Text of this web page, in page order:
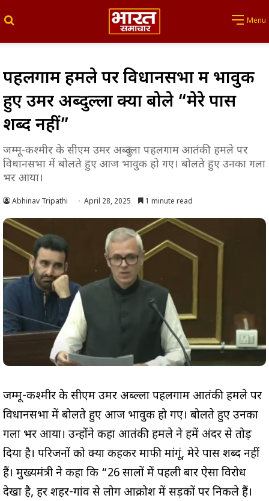
Menu
पहलगाम हमले पर विधानसभा में भावुक
हुए उमर अब्दुल्ला क्यों बोले “मेरे पास
शब्द नहीं”
जम्मू-कश्मीर के सीएम उमर अब्दुल्ला पहलगाम आतंकी हमले पर
विधानसभा में बोलते हुए आज भावुक हो गए। बोलते हुए उनका गला
भर आया।
Abhinav Tripathi April 28, 2025 1 minute read
जम्मू-कश्मीर के सीएम उमर अब्दुल्ला पहलगाम आतंकी हमले पर
विधानसभा में बोलते हुए आज भावुक हो गए। बोलते हुए उनका
गला भर आया। उन्होंने कहा आतंकी हमले ने हमें अंदर से तोड़
दिया है। परिजनों को क्या कहकर माफी मांगूं, मेरे पास शब्द नहीं
हैं। मुख्यमंत्री ने कहा कि “26 सालों में पहली बार ऐसा विरोध
देखा है, हर शहर-गांव से लोग आक्रोश में सड़कों पर निकले हैं।